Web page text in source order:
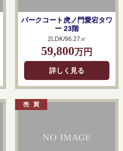
パークコート虎ノ門愛宕タワ
ー 23階
2LDK/96.27㎡
59,800万円
詳しく見る